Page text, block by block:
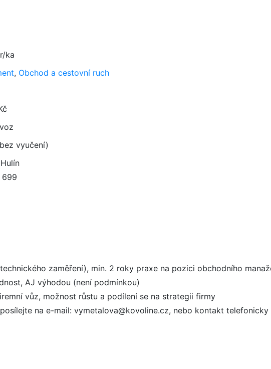
ka
, Obchod a cestovní ruch
vyučení)
699
zaměření), min. 2 roky praxe na pozici obchodního
AJ výhodou (není podmínkou)
vůz, možnost růstu a podílení se na strategii firmy
na e-mail: vymetalova@kovoline.cz, nebo kontakt telefonicky